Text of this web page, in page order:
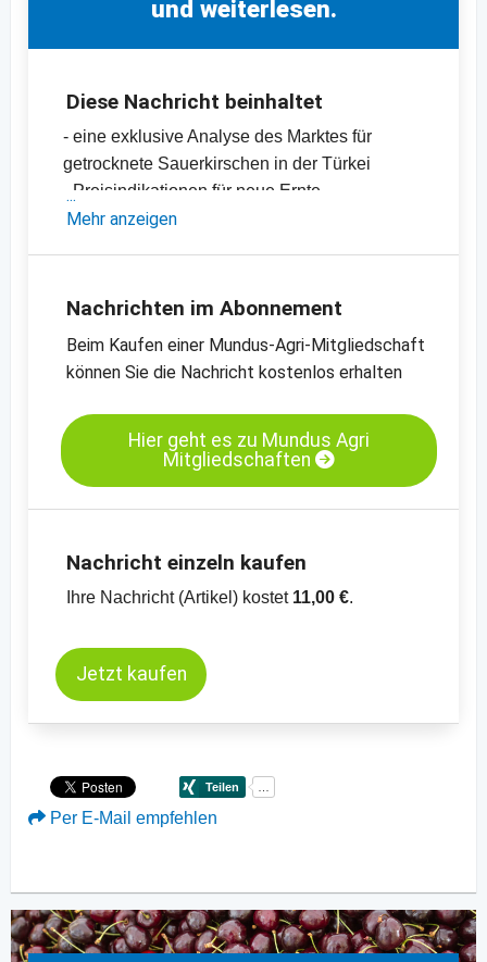
und weiterlesen.
Diese Nachricht beinhaltet
- eine exklusive Analyse des Marktes für
getrocknete Sauerkirschen in der Türkei
- Preisindikationen für neue Ernte
- Exportdaten für getrocknete Sauerkirschen
-Preischarts
Mehr anzeigen
Nachrichten im Abonnement
Beim Kaufen einer Mundus-Agri-Mitgliedschaft
können Sie die Nachricht kostenlos erhalten
Hier geht es zu Mundus Agri
Mitgliedschaften
Nachricht einzeln kaufen
Ihre Nachricht (Artikel) kostet 11,00 €.
Jetzt kaufen
Per E-Mail empfehlen